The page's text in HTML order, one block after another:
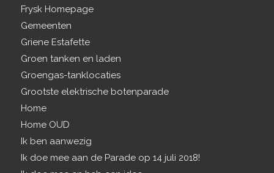
Frysk Homepage
Gemeenten
Griene Estafette
Groen tanken en laden
Groengas-tanklocaties
Grootste elektrische botenparade
Home
Home OUD
Ik ben aanwezig
Ik doe mee aan de Parade op 14 juli 2018!